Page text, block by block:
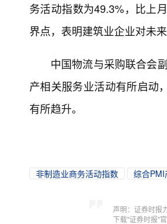
务活动指数为49.3%，比上
界点，表明建筑业企业对未
中国物流与采购联合会
产相关服务业活动有所启动
有所趋升。
非制造业商务活动指数 综合
声明：证券时报
下载"证券时报"